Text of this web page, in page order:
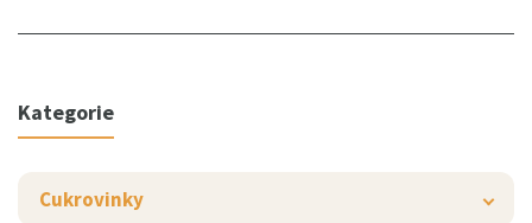
Kategorie
Cukrovinky